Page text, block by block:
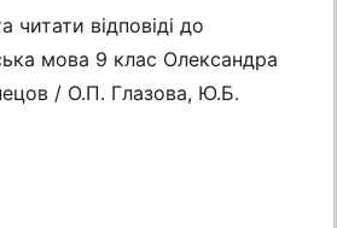
відповіді до
мова 9 клас Олександра
/ О.П. Глазова, Ю.Б.